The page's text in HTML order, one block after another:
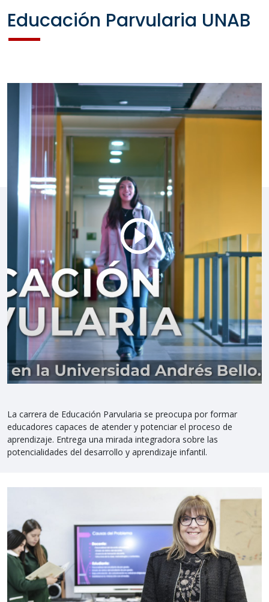
Educación Parvularia UNAB
La carrera de Educación Parvularia se preocupa por formar
educadores capaces de atender y potenciar el proceso de
aprendizaje. Entrega una mirada integradora sobre las
potencialidades del desarrollo y aprendizaje infantil.